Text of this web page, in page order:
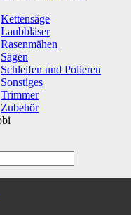
Kettensäge
Laubbläser
Rasenmähen
Sägen
Schleifen und Polieren
Sonstiges
Trimmer
Zubehör